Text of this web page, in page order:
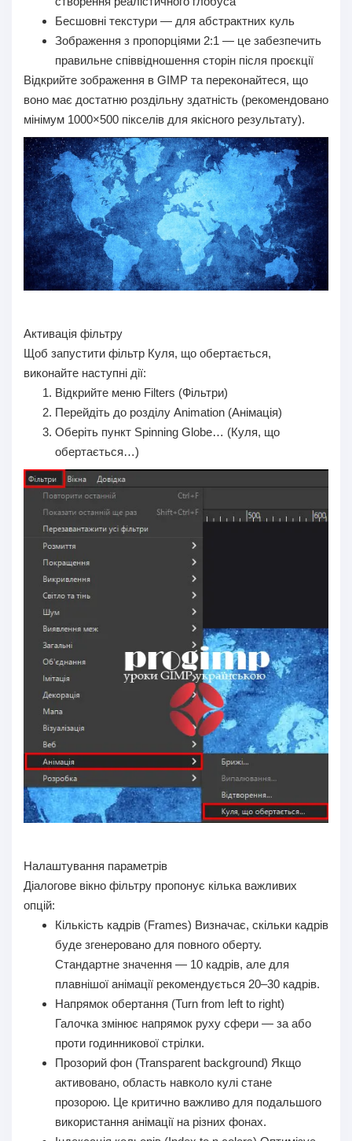
Бесшовні текстури — для абстрактних куль
Зображення з пропорціями 2:1 — це забезпечить
правильне співвідношення сторін після проєкції
Відкрийте зображення в GIMP та переконайтеся, що
воно має достатню роздільну здатність (рекомендовано
мінімум 1000×500 пікселів для якісного результату).
Активація фільтру
Щоб запустити фільтр Куля, що обертається,
виконайте наступні дії:
Відкрийте меню Filters (Фільтри)
Перейдіть до розділу Animation (Анімація)
Оберіть пункт Spinning Globe… (Куля, що
обертається…)
Налаштування параметрів
Діалогове вікно фільтру пропонує кілька важливих
опцій:
Кількість кадрів (Frames) Визначає, скільки кадрів
буде згенеровано для повного оберту.
Стандартне значення — 10 кадрів, але для
плавнішої анімації рекомендується 20–30 кадрів.
Напрямок обертання (Turn from left to right)
Галочка змінює напрямок руху сфери — за або
проти годинникової стрілки.
Прозорий фон (Transparent background) Якщо
активовано, область навколо кулі стане
прозорою. Це критично важливо для подальшого
використання анімації на різних фонах.